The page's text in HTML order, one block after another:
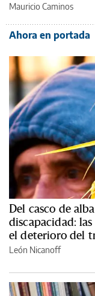
Mauricio Caminos
Ahora en portada
Del casco de
discapacidad:
el deterioro del
León Nicanoff